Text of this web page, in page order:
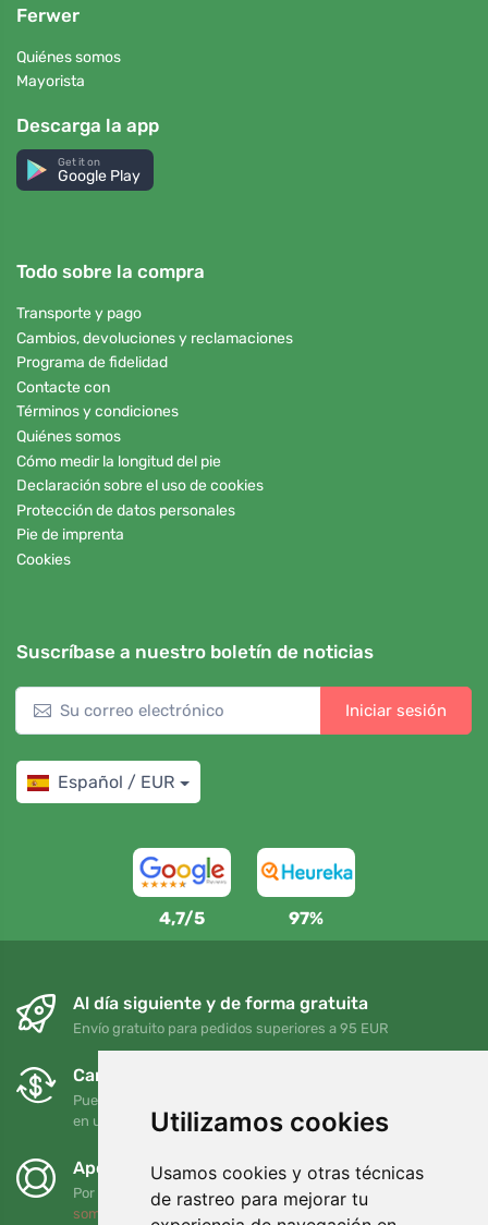
Utilizamos cookies
Usamos cookies y otras técnicas
de rastreo para mejorar tu
Ferwer
Quiénes somos
Mayorista
Descarga la app
Get it on
Google Play
Todo sobre la compra
Transporte y pago
Cambios, devoluciones y reclamaciones
Programa de fidelidad
Contacte con
Términos y condiciones
Quiénes somos
Cómo medir la longitud del pie
Declaración sobre el uso de cookies
Protección de datos personales
Pie de imprenta
Cookies
Suscríbase a nuestro boletín de noticias
Iniciar sesión
Español / EUR
4,7/5 97%
Al día siguiente y de forma gratuita
Envío gratuito para pedidos superiores a 95 EUR
Cambios y devoluciones gratuitos
Puede devolver o cambiar su pedido en cualquier momento
en un plazo de 90 días
Apoyamos a Trees.org
Por cada pedido plantamos un árbol. Leer más
somos